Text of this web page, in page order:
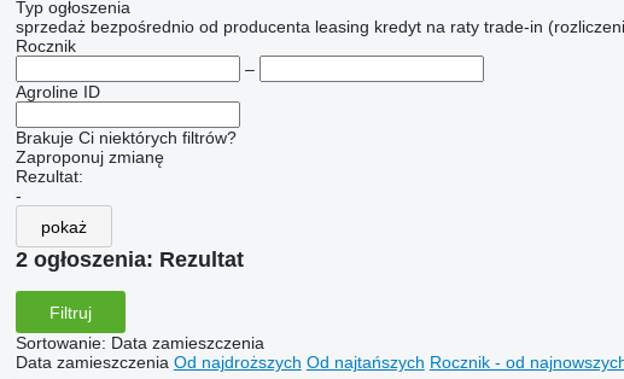
Typ ogłoszenia
sprzedaż bezpośrednio od producenta leasing kredyt na raty trade-in
Rocznik
–
Agroline ID
Brakuje Ci niektórych filtrów?
Zaproponuj zmianę
Rezultat:
-
pokaż
2 ogłoszenia: Rezultat
Filtruj
Sortowanie: Data zamieszczenia
Data zamieszczenia Od najdroższych Od najtańszych Rocznik - od